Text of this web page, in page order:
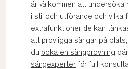
är välkommen att undersöka
i stil och utförande och vilka
extrafunktioner de kan
att provligga sängar på
du boka en sängprovning
sängexperter för full